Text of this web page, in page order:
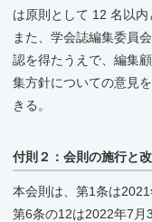
は原則として 12 名以内
また、学会誌編集委員
認を得たうえで、編集
集方針についての意見
きる。
付則２：会則の施行と
本会則は、第1条は
第6条の12は2022年7月